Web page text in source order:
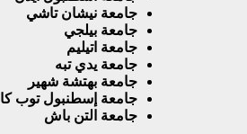
جامعة نيشان تاشي
جامعة بيلجي
جامعة اتيليم
جامعة يدي تبه
جامعة بهتشة شهير
جامعة إسطنبول توب
جامعة التن باش